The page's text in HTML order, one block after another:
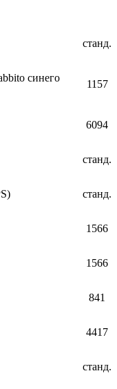
станд.
синего
1157
6094
станд.
станд.
1566
1566
841
4417
станд.